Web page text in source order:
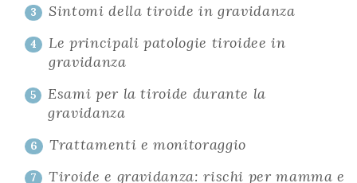
3 Sintomi della tiroide in gravidanza
4
Le principali patologie tiroidee in
gravidanza
5
Esami per la tiroide durante la
gravidanza
6 Trattamenti e monitoraggio
7
Tiroide e gravidanza: rischi per mamma e